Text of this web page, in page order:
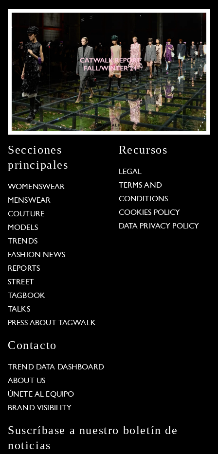
Secciones
principales
WOMENSWEAR
MENSWEAR
COUTURE
MODELS
TRENDS
FASHION NEWS
REPORTS
STREET
TAGBOOK
TALKS
PRESS ABOUT TAGWALK
Recursos
LEGAL
TERMS AND
CONDITIONS
COOKIES POLICY
DATA PRIVACY POLICY
Contacto
TREND DATA DASHBOARD
ABOUT US
ÚNETE AL EQUIPO
BRAND VISIBILITY
Suscríbase a nuestro boletín de
noticias